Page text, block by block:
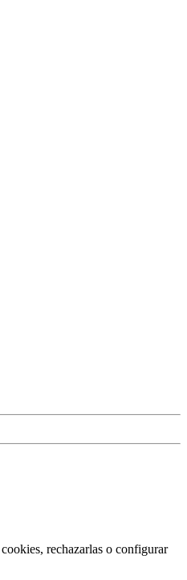
rechazarlas o configurar